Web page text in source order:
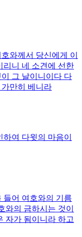
와께서 당신에게 이
리니 네 소견에 선한
그 날이니이다 다
만히 베니라
여 다윗의 마음이
들어 여호와의 기름
와의 금하시는 것이
자가 됨이니라 하고